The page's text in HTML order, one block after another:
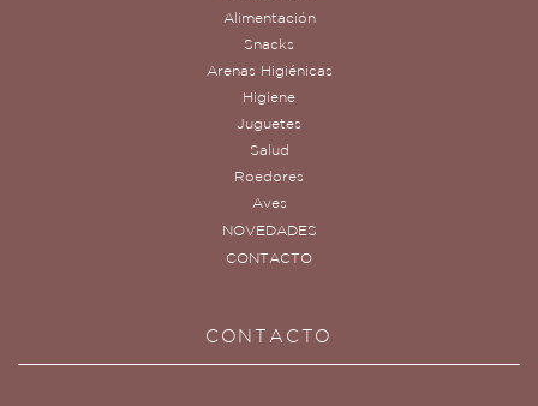
Alimentación
Snacks
Arenas Higiénicas
Higiene
Juguetes
Salud
Roedores
Aves
NOVEDADES
CONTACTO
CONTACTO